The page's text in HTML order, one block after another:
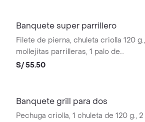
Banquete super parrillero
Filete de pierna, chuleta criolla 120 g.,
mollejitas parrilleras, 1 palo de
anticucho, papas parrilleras, medio
S/ 55.50
Banquete grill para dos
Pechuga criolla, 1 chuleta de 120 g., 2